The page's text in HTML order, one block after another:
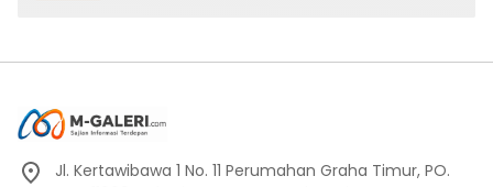
Jl. Kertawibawa 1 No. 11 Perumahan Graha Timur, PO.